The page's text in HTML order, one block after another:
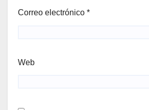
Correo electrónico *
Web